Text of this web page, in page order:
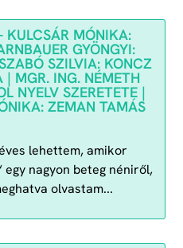
MÓNIKA:
GYÖNGYI:
SZILVIA: KONCZ
MGR. ING. NÉMETH
NYELV SZERETETE |
ZEMAN TAMÁS
lehettem, amikor
egy nagyon beteg néniről,
olvastam...